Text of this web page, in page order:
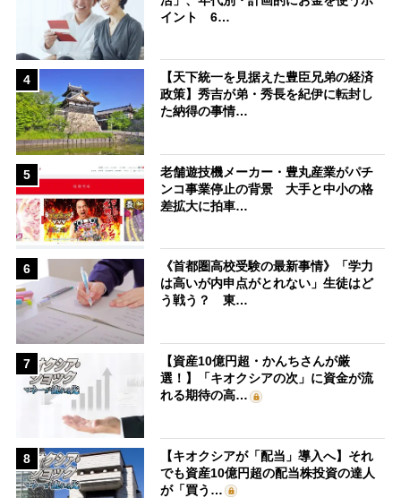
イント 6…
4
【天下統一を見据えた豊臣兄弟の経済
政策】秀吉が弟・秀長を紀伊に転封し
た納得の事情…
5
老舗遊技機メーカー・豊丸産業がパチ
ンコ事業停止の背景 大手と中小の格
差拡大に拍車…
6
《首都圏高校受験の最新事情》「学力
は高いが内申点がとれない」生徒はど
う戦う？ 東…
7
【資産10億円超・かんちさんが厳
選！】「キオクシアの次」に資金が流
れる期待の高…
8
【キオクシアが「配当」導入へ】それ
でも資産10億円超の配当株投資の達人
が「買う…